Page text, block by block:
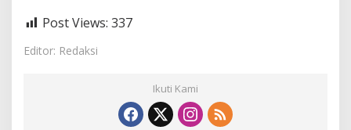
Post Views: 337
Editor: Redaksi
Ikuti Kami